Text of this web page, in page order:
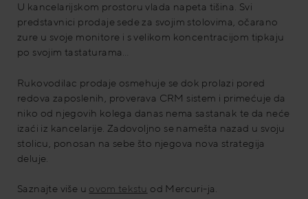
U kancelarijskom prostoru vlada napeta tišina. Svi
predstavnici prodaje sede za svojim stolovima, očarano
zure u svoje monitore i s velikom koncentracijom tipkaju
po svojim tastaturama…
Rukovodilac prodaje osmehuje se dok prolazi pored
redova zaposlenih, proverava CRM sistem i primećuje da
niko od njegovih kolega danas nema sastanak te da neće
izaći iz kancelarije. Zadovoljno se namešta nazad u svoju
stolicu, ponosan na sebe što njegova nova strategija
deluje.
Saznajte više u ovom tekstu od Mercuri-ja.